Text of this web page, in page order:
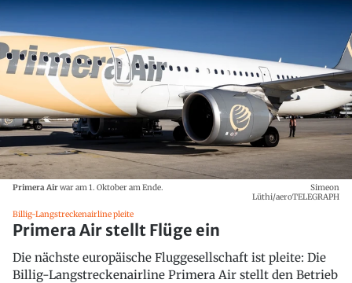
Primera Airwar am 1. Oktober am Ende.
Simeon
Lüthi/aeroTELEGRAPH
Billig-Langstreckenairline pleite
Primera Air stellt Flüge ein
Die nächste europäische Fluggesellschaft ist pleite: Die
Billig-Langstreckenairline Primera Air stellt den Betrieb